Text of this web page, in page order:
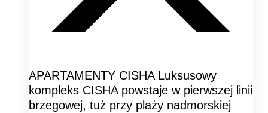
APARTAMENTY CISHA Luksusowy
kompleks CISHA powstaje w pierwszej linii
brzegowej, tuż przy plaży nadmorskiej